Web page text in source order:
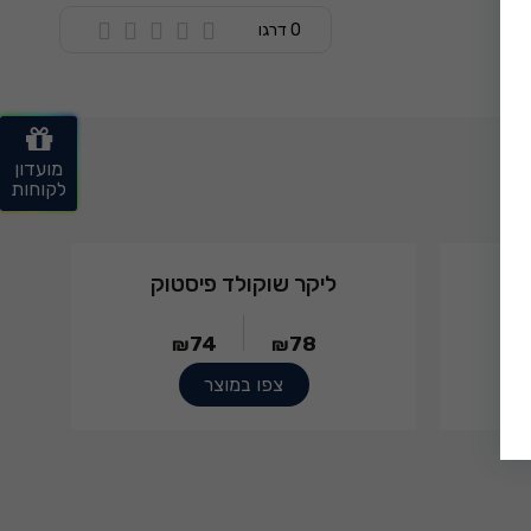
0 דרגו
ליקר שוקולד פיסטוק
78
₪
74
₪
צפו במוצר
מועדון
לקוחות